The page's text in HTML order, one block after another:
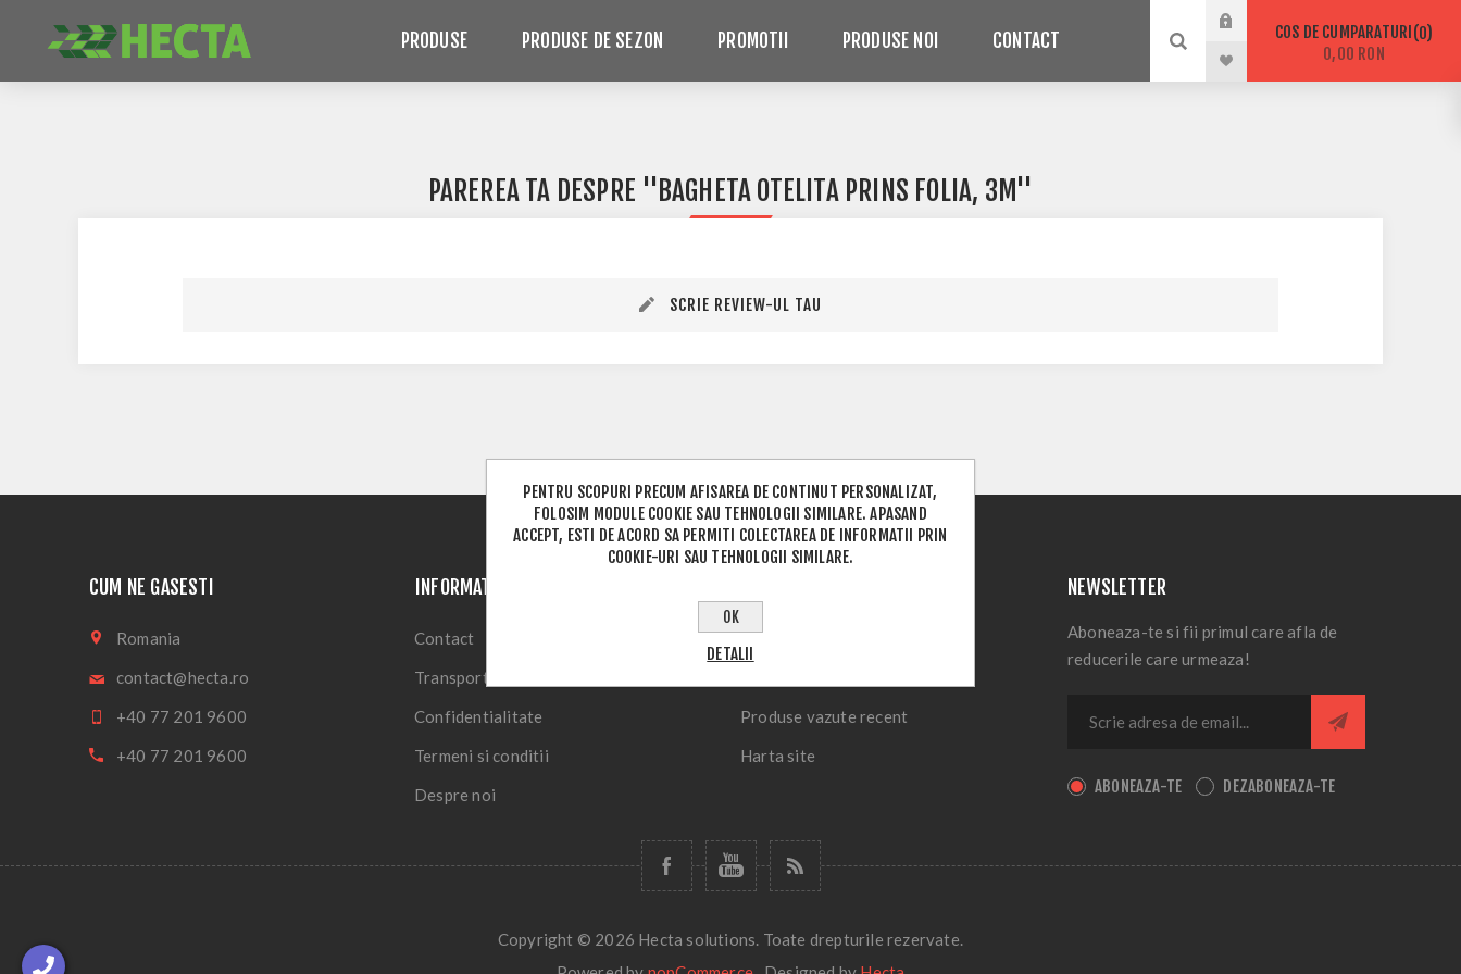
PRODUSE PRODUSE DE SEZON PROMOTII PRODUSE NOI CONTACT COS DE CUMPARATURI 0
0,00 RON
PAREREA TA DESPRE BAGHETA OTELITA PRINS FOLIA, 3M
SCRIE REVIEW-UL TAU
CUM NE GASESTI
Romania
contact@hecta.ro
+40 77 201 9600
+40 77 201 9600
INFORMATII
Contact
Transport si retur
Confidentialitate
Termeni si conditii
Despre noi
Comenzi
Produse vazute recent
Harta site
NEWSLETTER
Aboneaza-te si fii primul care afla de
reducerile care urmeaza!
ABONEAZA-TE DEZABONEAZA-TE
Copyright © 2026 Hecta solutions. Toate drepturile rezervate.
PENTRU SCOPURI PRECUM AFISAREA DE CONTINUT PERSONALIZAT,
FOLOSIM MODULE COOKIE SAU TEHNOLOGII SIMILARE. APASAND
ACCEPT, ESTI DE ACORD SA PERMITI COLECTAREA DE INFORMATII PRIN
COOKIE-URI SAU TEHNOLOGII SIMILARE.
OK
DETALII